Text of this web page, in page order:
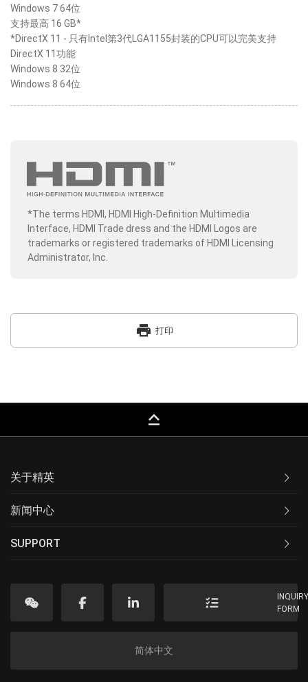
Windows 7 64位
支持最高 16 GB*
*DirectX 11 - 只有Intel第3代LGA1155封装的CPU可以完美支持
DirectX 11功能
Windows 8 32位
Windows 8 64位
*The terms HDMI, HDMI High-Definition Multimedia
Interface, HDMI Trade dress and the HDMI Logos are
trademarks or registered trademarks of HDMI Licensing
Administrator, Inc.
print 打印
keyboard_capslock
关于精英
新闻中心
SUPPORT
FORM
简体中文